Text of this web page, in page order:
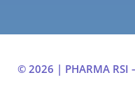
© 2026 | PHARMA RSI